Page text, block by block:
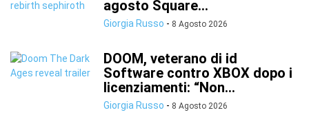
agosto Square...
Giorgia Russo - 8 Agosto 2026
DOOM, veterano di id
Software contro XBOX dopo i
licenziamenti: “Non...
Giorgia Russo - 8 Agosto 2026